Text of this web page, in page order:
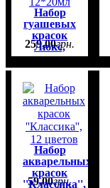
Набор
гуашевых
красок
Люкс,
12*20мл
259,00грн.
Набор
акварельных
красок
''Классика'',
59,00грн.